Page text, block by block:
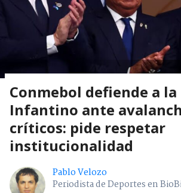
Conmebol defiende a la
Infantino ante
críticos: pide respetar
institucionalidad
Pablo Velozo
Periodista de Deportes en